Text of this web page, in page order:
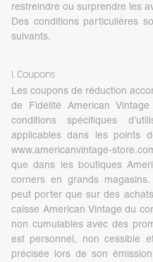
restreindre ou surprendre les
Des conditions particulières
suivants.
I. Coupons
Les coupons de réduction
de Fidélité American
conditions spécifiques
applicables dans les points
www.americanvintage-
que dans les boutiques
corners en grands
peut porter que sur des
caisse American Vintage du
non cumulables avec des
est personnel, non cessible
précisée lors de son